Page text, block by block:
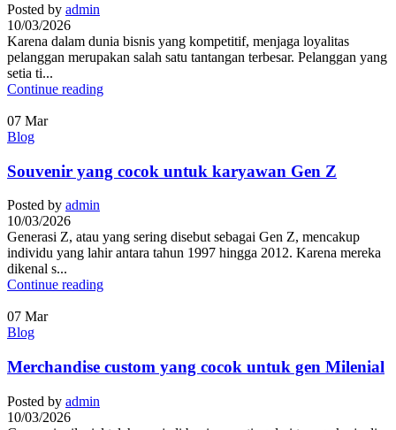
Posted by admin
10/03/2026
Karena dalam dunia bisnis yang kompetitif, menjaga loyalitas
pelanggan merupakan salah satu tantangan terbesar. Pelanggan yang
setia ti...
Continue reading
07 Mar
Blog
Souvenir yang cocok untuk karyawan Gen Z
Posted by admin
10/03/2026
Generasi Z, atau yang sering disebut sebagai Gen Z, mencakup
individu yang lahir antara tahun 1997 hingga 2012. Karena mereka
dikenal s...
Continue reading
07 Mar
Blog
Merchandise custom yang cocok untuk gen Milenial
Posted by admin
10/03/2026